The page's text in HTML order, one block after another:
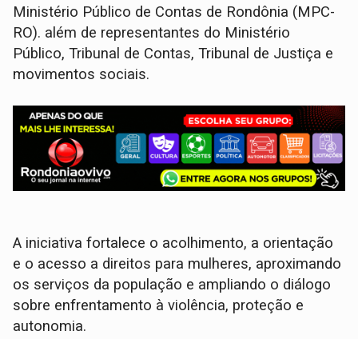
Ministério Público de Contas de Rondônia (MPC-
RO). além de representantes do Ministério
Público, Tribunal de Contas, Tribunal de Justiça e
movimentos sociais.
A iniciativa fortalece o acolhimento, a orientação
e o acesso a direitos para mulheres, aproximando
os serviços da população e ampliando o diálogo
sobre enfrentamento à violência, proteção e
autonomia.